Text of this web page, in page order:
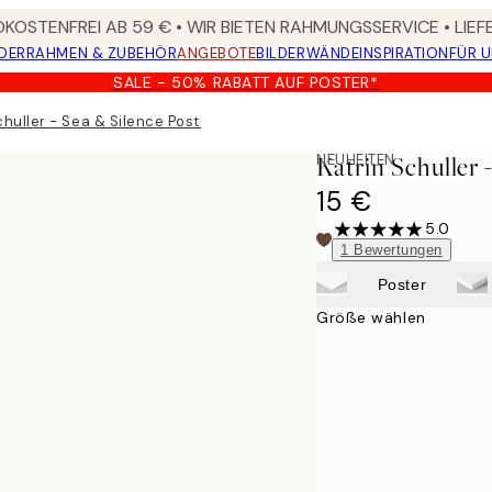
AB 59 € • WIR BIETEN RAHMUNGSSERVICE •
RAHMEN & ZUBEHÖRANGEBOTEBILDERWÄNDEINSPIRATIONFÜR
SALE - 50% RABATT AUF POSTER*
- Sea & Silence Poster
NEUHEITEN
Katrin Schuller
15 €
5.0
1 Bewertungen
Poster
Größe wählen